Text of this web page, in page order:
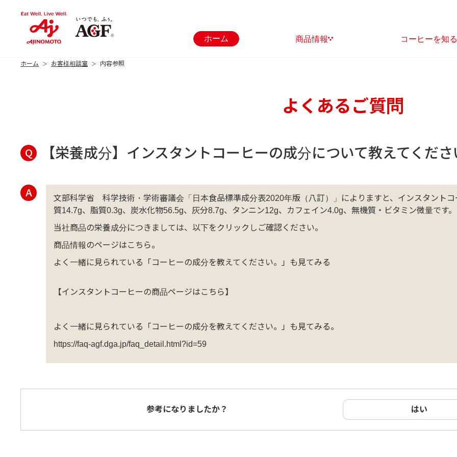
ホーム 商品情報 コーヒーを知
ホーム お客様相談室 内容参照
よくあるご質問
Q 【栄養成分】インスタントコーヒーの成分について教えてくださ
A
文部科学省 科学技術・学術審議会「日本食品標準成分表2020年版（八訂）」によりますと、インスタント
質14.7g、脂質0.3g、炭水化物56.5g、灰分8.7g、タンニン12g、カフェイン4.0g、無機質・ビタミン微量です。
当社商品の栄養成分につきましては、以下をクリックしご確認ください。
商品情報のページは こちら。
よく一緒に見られている「 コーヒーの成分を教えてください。」も見てみる
【インスタントコーヒーの商品ページはこちら】
よく一緒に見られている「コーヒーの成分を教えてください。」も見てみる。
https://faq-agf.dga.jp/faq_detail.html?id=59
参考になりましたか？ はい